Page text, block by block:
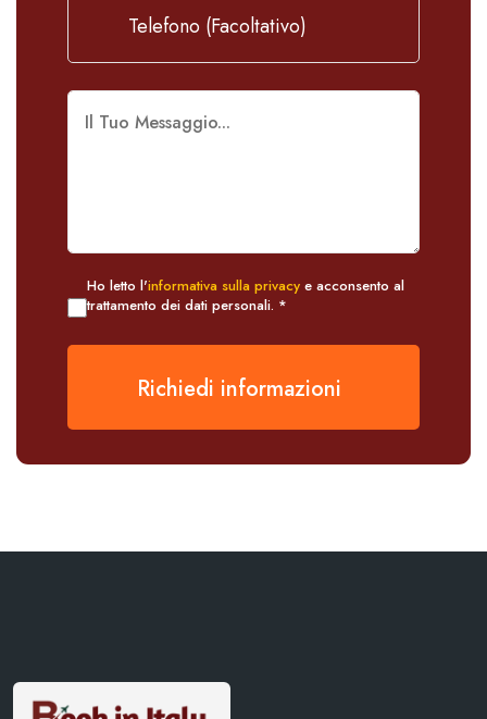
Ho letto l'informativa sulla privacy e acconsento al
trattamento dei dati personali. *
Richiedi informazioni